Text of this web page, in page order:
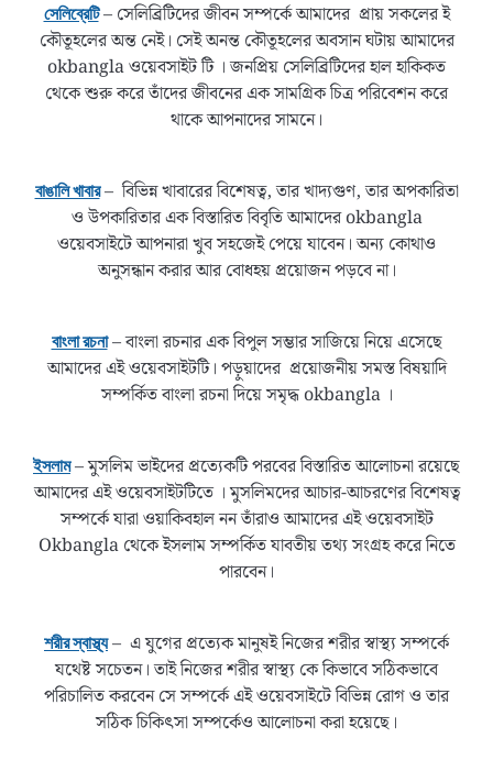
সেলিব্রেটি– সেলিব্রিটিদের জীবন সম্পর্কে আমাদের প্রায় সকলের ই
কৌতূহলের অন্ত নেই। সেই অনন্ত কৌতূহলের অবসান ঘটায় আমাদের
okbangla ওয়েবসাইট টি । জনপ্রিয় সেলিব্রিটিদের হাল হাকিকত
থেকে শুরু করে তাঁদের জীবনের এক সামগ্রিক চিত্র পরিবেশন করে
থাকে আপনাদের সামনে।
বাঙালি খাবার– বিভিন্ন খাবারের বিশেষত্ব, তার খাদ্যগুণ, তার অপকারিতা
ও উপকারিতার এক বিস্তারিত বিবৃতি আমাদের okbangla
ওয়েবসাইটে আপনারা খুব সহজেই পেয়ে যাবেন। অন্য কোথাও
অনুসন্ধান করার আর বোধহয় প্রয়োজন পড়বে না।
বাংলা রচনা– বাংলা রচনার এক বিপুল সম্ভার সাজিয়ে নিয়ে এসেছে
আমাদের এই ওয়েবসাইটটি। পড়ুয়াদের প্রয়োজনীয় সমস্ত বিষয়াদি
সম্পর্কিত বাংলা রচনা দিয়ে সমৃদ্ধ okbangla ।
ইসলাম– মুসলিম ভাইদের প্রত্যেকটি পরবের বিস্তারিত আলোচনা রয়েছে
আমাদের এই ওয়েবসাইটটিতে । মুসলিমদের আচার-আচরণের বিশেষত্ব
সম্পর্কে যারা ওয়াকিবহাল নন তাঁরাও আমাদের এই ওয়েবসাইট
Okbangla থেকে ইসলাম সম্পর্কিত যাবতীয় তথ্য সংগ্রহ করে নিতে
পারবেন।
শরীর স্বাস্থ্য– এ যুগের প্রত্যেক মানুষই নিজের শরীর স্বাস্থ্য সম্পর্কে
যথেষ্ট সচেতন। তাই নিজের শরীর স্বাস্থ্য কে কিভাবে সঠিকভাবে
পরিচালিত করবেন সে সম্পর্কে এই ওয়েবসাইটে বিভিন্ন রোগ ও তার
সঠিক চিকিৎসা সম্পর্কেও আলোচনা করা হয়েছে।